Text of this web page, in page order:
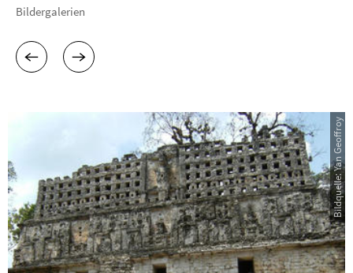
Bildergalerien
Bildquelle: Yan Geoffroy